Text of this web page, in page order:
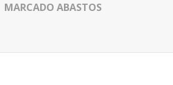
MARCADO ABASTOS